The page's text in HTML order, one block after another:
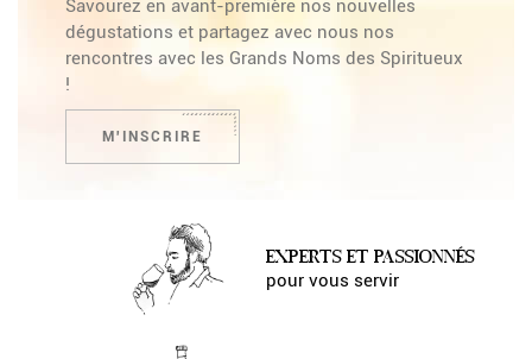
Savourez en avant-première nos nouvelles
dégustations et partagez avec nous nos
rencontres avec les Grands Noms des Spiritueux
!
M'INSCRIRE
EXPERTS ET PASSIONNÉS
pour vous servir